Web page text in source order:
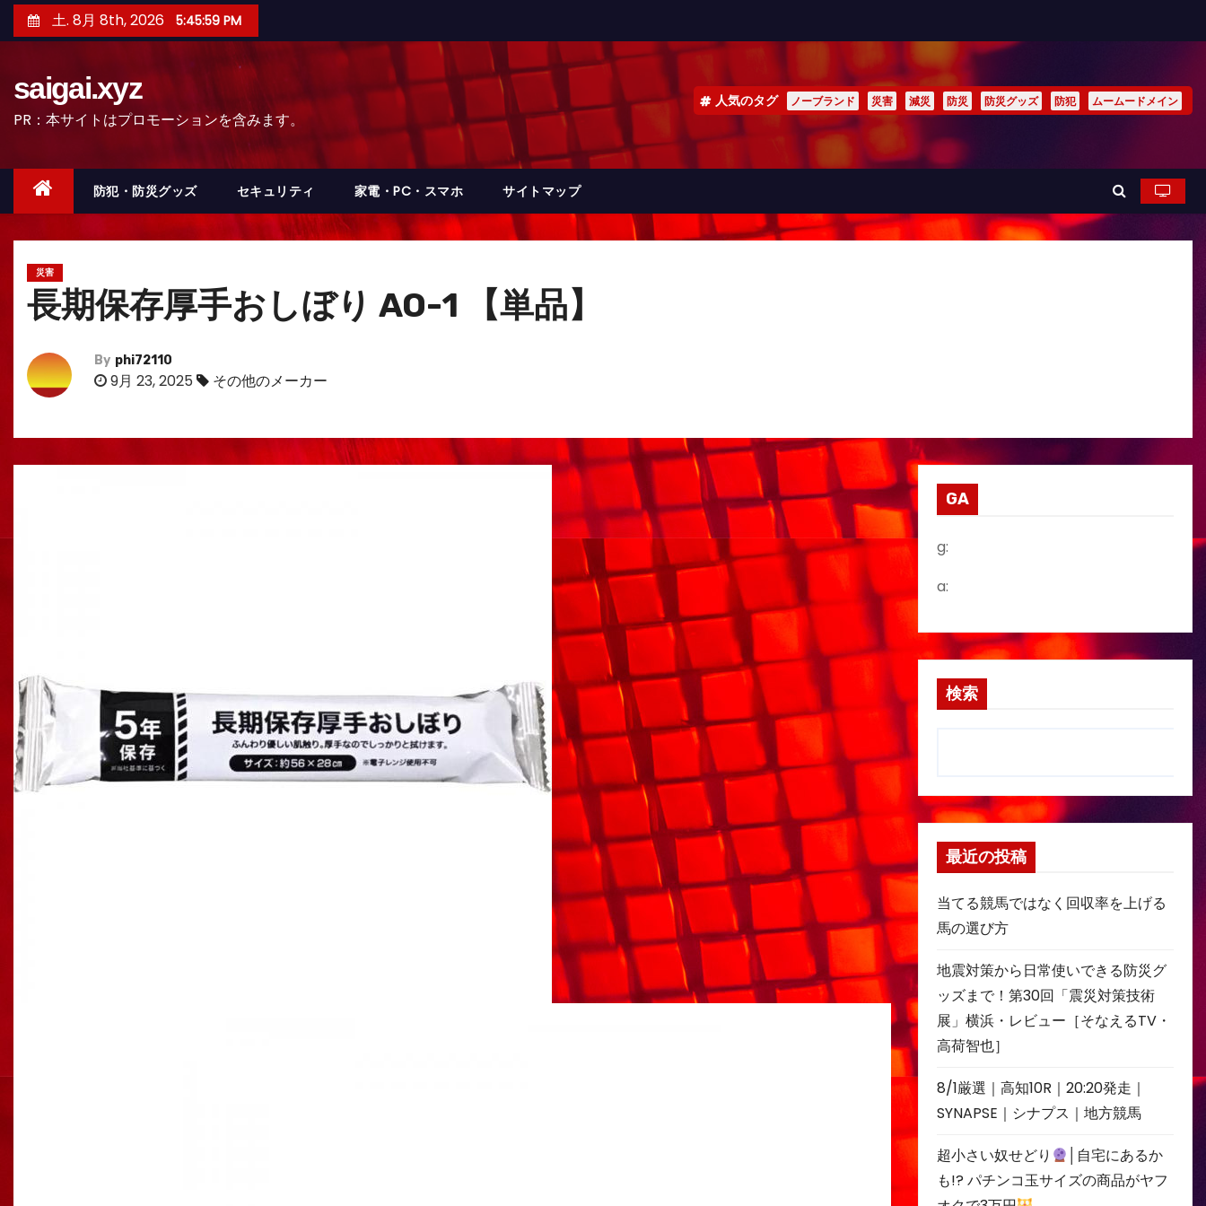
ン
ッ
土. 8月 8th, 2026 5:46:00 PM
saigai.xyz
PR：本サイトはプロモーションを含みます。
人気のタグ ノーブランド 災害 減災 防災 防災グッズ 防犯 ムームードメイン
防犯・防災グッズ セキュリティ 家電・PC・スマホ サイトマップ
災害
長期保存厚手おしぼり AO-1 【単品】
By phi72110
9月 23, 2025 その他のメーカー
GA
g:
a:
検索
最近の投稿
当てる競馬ではなく回収率を上げる
馬の選び方
地震対策から日常使いできる防災グ
ッズまで！第30回「震災対策技術
展」横浜・レビュー［そなえるTV・
高荷智也］
8/1厳選｜高知10R｜20:20発走｜
SYNAPSE｜シナプス｜地方競馬
超小さい奴せどり
│自宅にあるか
も!? パチンコ玉サイズの商品がヤフ